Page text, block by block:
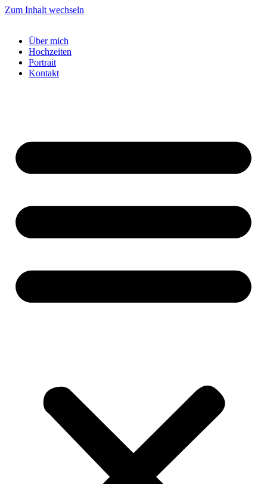
Zum Inhalt wechseln
Über mich
Hochzeiten
Portrait
Kontakt